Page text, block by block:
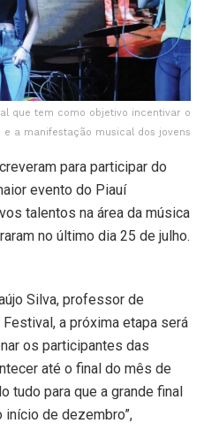
que tem como objetivo incentivar o
a manifestação musical dos jovens
para participar do
evento do Piauí
talentos na área da música
no último dia 25 de julho.
Silva, professor de
a próxima etapa será
os participantes das
até o final do mês de
tudo para que a grande final
início de dezembro”,